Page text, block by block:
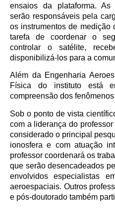
ensaios da plataforma. As
serão responsáveis pela
os instrumentos de medição
tarefa de coordenar o
controlar o satélite,
disponibilizá-los para a
Além da Engenharia
Física do instituto está
compreensão dos
Sob o ponto de vista
com a liderança do
considerado o principal
ionosfera e com atuação
professor coordenará os
que serão desencadeados
envolvidos especialistas
aeroespaciais. Outros
e pós-doutorado também